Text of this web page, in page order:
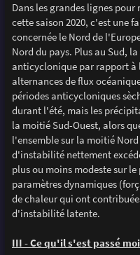
Dans les grandes lignes
cette saison 2020, c'est une
concernée le Nord de
Nord du pays. Plus au Sud,
anticyclonique par rapport à
alternances de flux
périodes anticycloniques
durant l'été, mais les
la moitié Sud-Ouest, alors
l'ensemble sur la moitié
d'instabilité nettement
plus ou moins modeste sur
paramètres dynamiques
de chaleur qui ont
d'instabilité latente.
III - Ce qu'il s'est passé